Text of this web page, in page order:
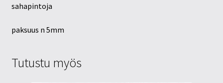
sahapintoja
paksuus n 5mm
Tutustu myös